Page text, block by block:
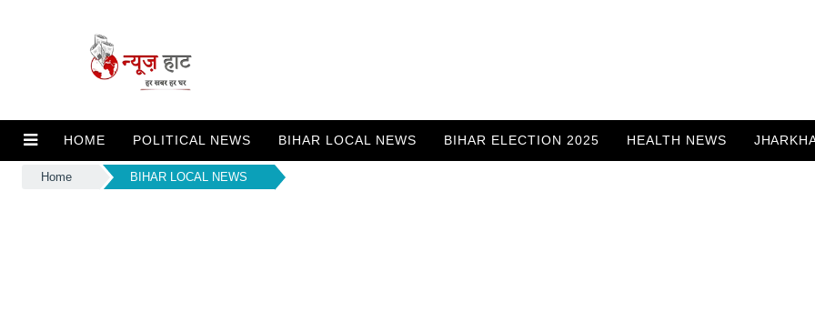
HOME POLITICAL NEWS BIHAR LOCAL NEWS BIHAR ELECTION 2025 HEALTH NEWS
Home BIHAR LOCAL NEWS